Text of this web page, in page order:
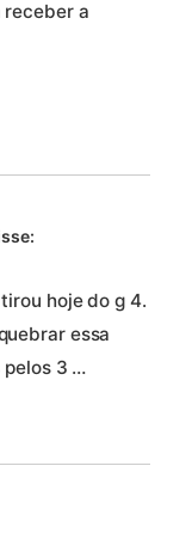
receber a
hoje do g 4.
essa
pelos 3 …